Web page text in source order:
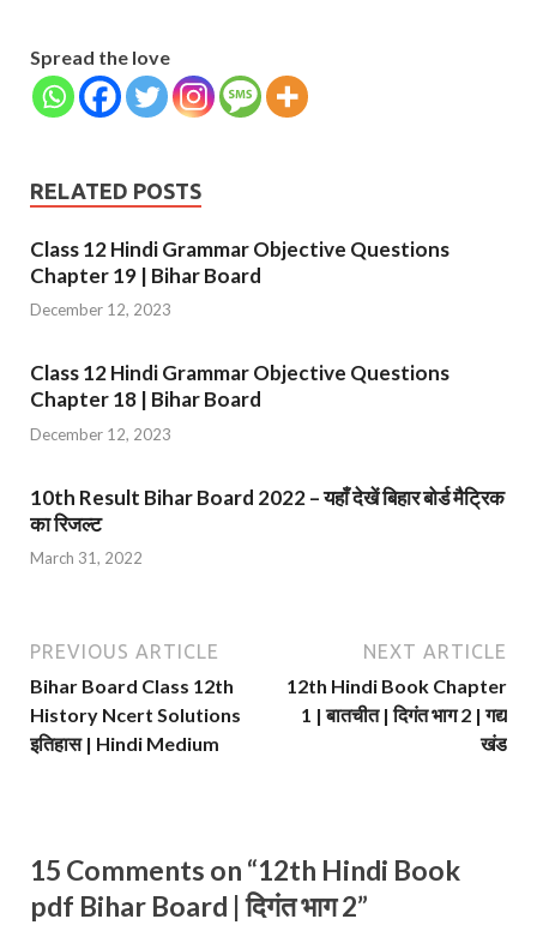
Spread the love
RELATED POSTS
Class 12 Hindi Grammar Objective Questions
Chapter 19 | Bihar Board
December 12, 2023
Class 12 Hindi Grammar Objective Questions
Chapter 18 | Bihar Board
December 12, 2023
10th Result Bihar Board 2022 – यहाँ देखें बिहार बोर्ड मैट्रिक
का रिजल्ट
March 31, 2022
PREVIOUS ARTICLE
Bihar Board Class 12th
History Ncert Solutions
इतिहास | Hindi Medium
NEXT ARTICLE
12th Hindi Book Chapter
1 | बातचीत | दिगंत भाग 2 | गद्य
खंड
15 Comments on “12th Hindi Book
pdf Bihar Board | दिगंत भाग 2”